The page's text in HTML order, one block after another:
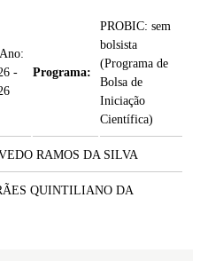
-
Programa:
PROBIC: sem
bolsista
(Programa de
Bolsa de
Iniciação
Científica)
RAMOS DA SILVA
QUINTILIANO DA